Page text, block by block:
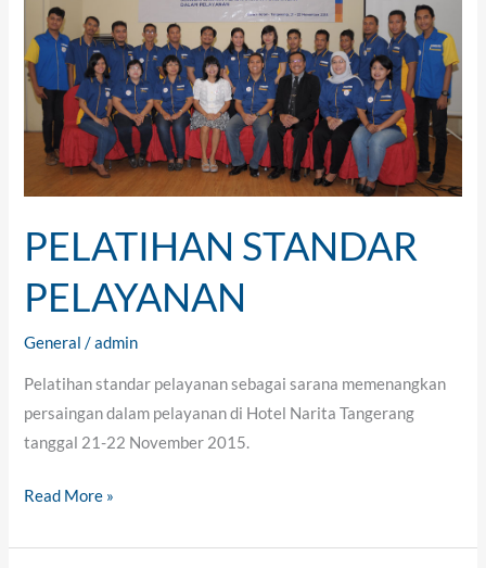
PELATIHAN STANDAR
PELAYANAN
General /admin
Pelatihan standar pelayanan sebagai sarana memenangkan
persaingan dalam pelayanan di Hotel Narita Tangerang
tanggal 21-22 November 2015.
STANDAR
PELAYANAN
Read More »